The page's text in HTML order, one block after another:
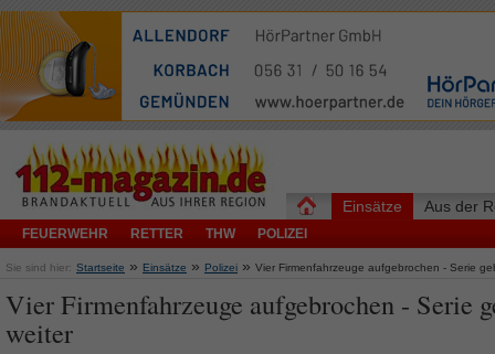
Einsätze
FEUERWEHR RETTER THW POLIZEI
Aus der
Sie sind hier: Startseite » Einsätze » Polizei » Vier Firmenfahrzeuge aufgebrochen - Serie
Vier Firmenfahrzeuge aufgebrochen - Serie
weiter